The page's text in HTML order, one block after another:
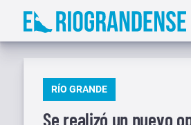
Saltar
PUBLICADO
RÍO GRANDE
Se realizó un nuevo